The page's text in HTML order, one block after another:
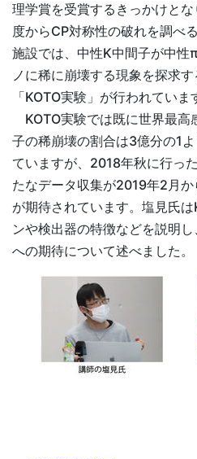
理学賞を受賞するきっかけと
度からCP対称性の破れを調べ
施設では、中性K中間子が中性
ノに稀に崩壊する現象を探求
「KOTO実験」が行われていま
KOTO実験では既に世界最高
子の稀崩壊の割合は3億分の1
ていますが、2018年秋に行っ
たなデータ収集が2019年2月
が期待されています。塩見氏
ンや検出器の特徴などを説明
への期待について述べました。